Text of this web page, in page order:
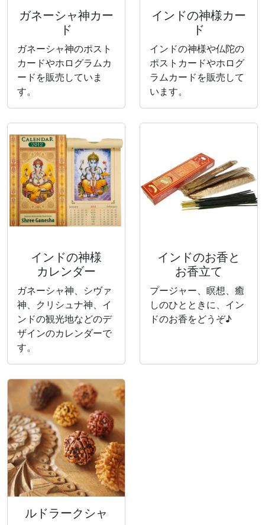
ガネーシャ神カー
ド
ガネーシャ神のポスト
カードやホログラムカ
ードを販売していま
す。
インドの神様カー
ド
インドの神様や仏陀の
ポストカードやホログ
ラムカードを販売して
います。
インドの神様
カレンダー
ガネーシャ神、シヴァ
神、クリシュナ神、イ
ンドの観光地などのデ
ザインのカレンダーで
す。
インドのお香と
お香立て
プージャー、瞑想、癒
しのひとときに、イン
ドのお香をどうぞ♪
ルドラークシャ